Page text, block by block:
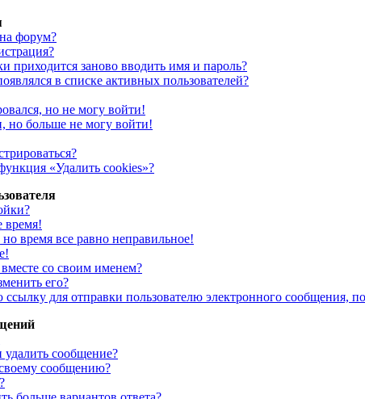
форум?
приходится заново вводить имя и пароль?
в списке активных пользователей?
но не могу войти!
но больше не могу войти!
«Удалить cookies»?
время!
время все равно неправильное!
со своим именем?
его?
для отправки пользователю электронного сообщения,
удалить сообщение?
сообщению?